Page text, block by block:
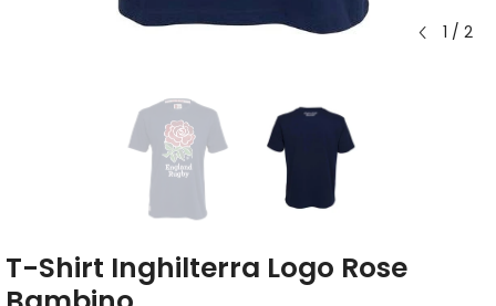
1 / 2
T-Shirt Inghilterra Logo Rose